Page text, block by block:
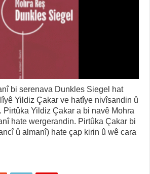
bi serenava Dunkles Siegel hat
Yildiz Çakar ve hatîye nivîsandin û
Pirtûka Yildiz Çakar a bi navê Mohra
hate wergerandin. Pirtûka Çakar bi
û almanî) hate çap kirin û wê cara